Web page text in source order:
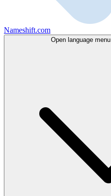
Nameshift.com
Open language menu